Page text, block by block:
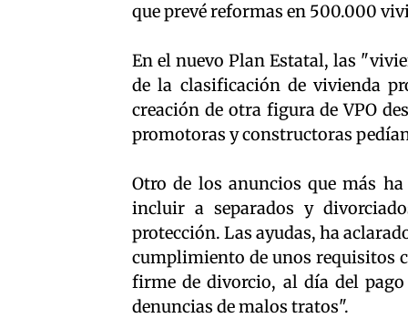
que prevé reformas en 500.000
En el nuevo Plan Estatal, las
de la clasificación de vivienda
creación de otra figura de VPO
promotoras y constructoras
Otro de los anuncios que más
incluir a separados y
protección. Las ayudas, ha
cumplimiento de unos requisitos
firme de divorcio, al día del
denuncias de malos tratos".